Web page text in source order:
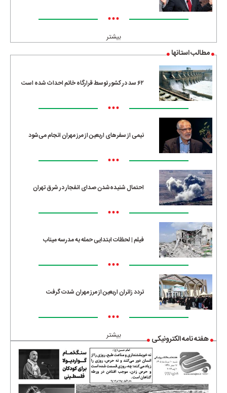
•••
بیشتر
مطالب استانها
۶۲ سد در کشور توسط قرارگاه خاتم احداث شده است
•••
نیمی از سفرهای اربعین از مرز مهران انجام می‌شود
•••
احتمال شنیده‌شدن صدای انفجار در شرق تهران
•••
فیلم | لحظات ابتدایی حمله به مدرسه میناب
•••
تردد زائران اربعین از مرز مهران شدت گرفت
•••
بیشتر هفته نامه الکترونیکی